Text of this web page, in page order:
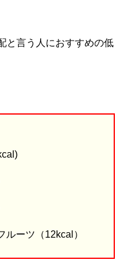
と言う人におすすめの低
ルーツ（12kcal）